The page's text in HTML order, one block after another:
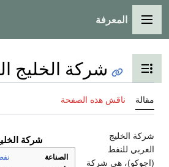
القائمة الرئيسية
المعرفة
تبديل عرض جدول المحتويات
شركة الخليج
مقالة ناقش هذه الصفحة
شركة
الصناعة
شركة الخليج
العربي للنفط
(اجوكو)، هي شركة